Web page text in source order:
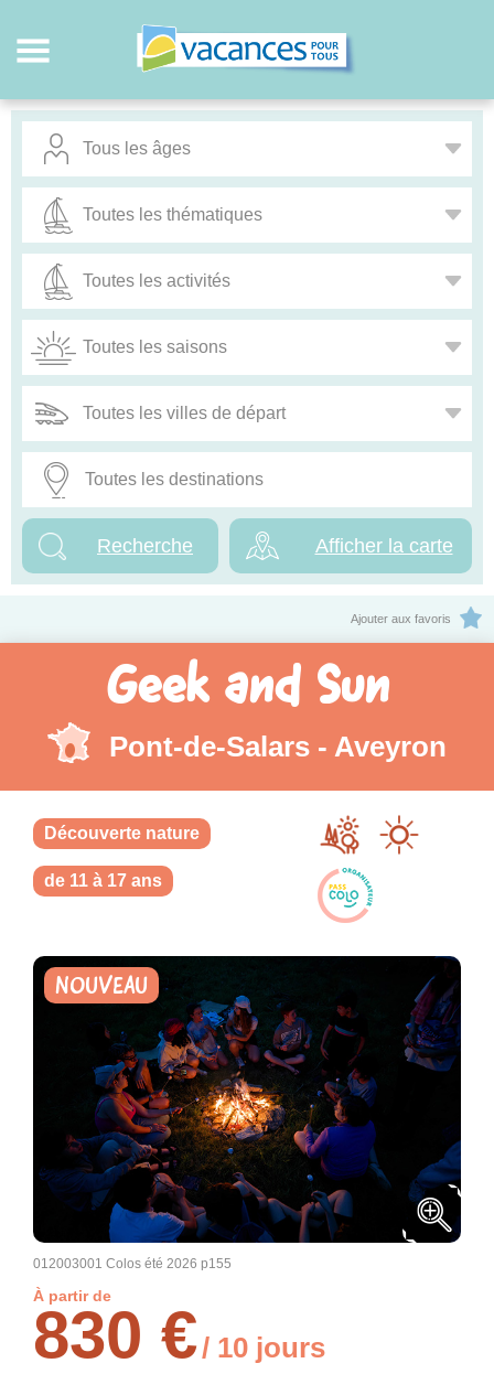
Afficher la carte
Ajouter aux favoris
Geek and Sun
Pont-de-Salars - Aveyron
Découverte nature
de 11 à 17 ans
NOUVEAU
012003001 Colos été 2026 p155
À partir de
830 €/ 10 jours